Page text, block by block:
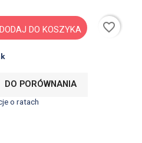
DODAJ DO KOSZYKA
favorite_border
DO PORÓWNANIA
o ratach